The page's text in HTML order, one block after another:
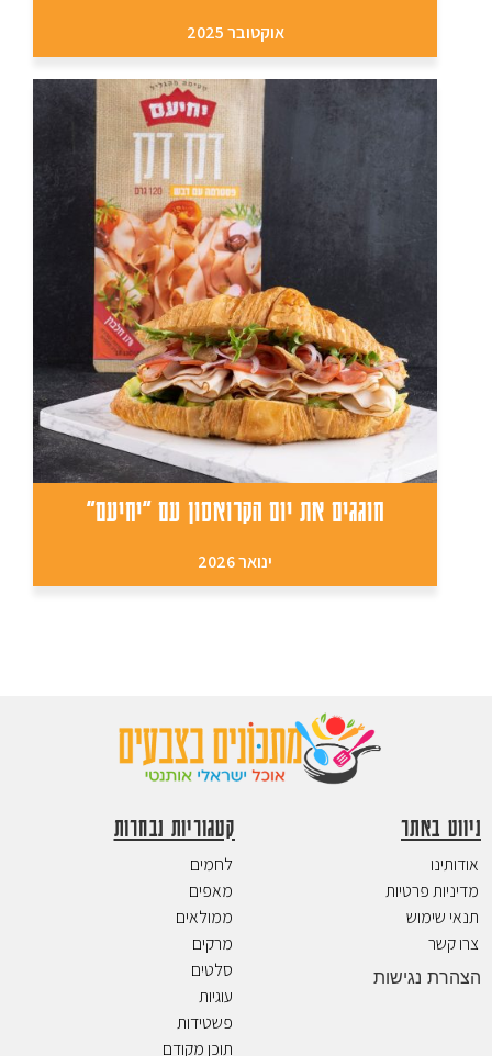
אוקטובר 2025
חוגגים את יום הקרואסון עם "יחיעם"
ינואר 2026
ניווט באתר
אודותינו
מדיניות פרטיות
תנאי שימוש
צרו קשר
הצהרת נגישות
קטגוריות נבחרות
לחמים
מאפים
ממולאים
מרקים
סלטים
עוגיות
פשטידות
תוכן מקודם